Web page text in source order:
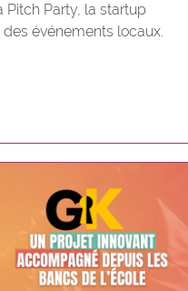
Pitch Party, la startup
événements locaux.